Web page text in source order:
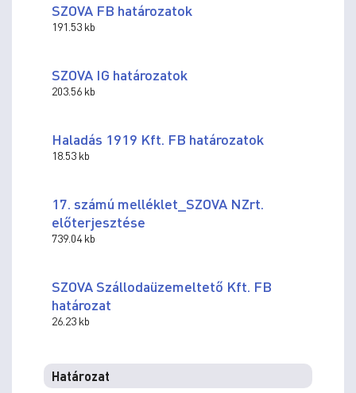
SZOVA FB határozatok
191.53 kb
SZOVA IG határozatok
203.56 kb
Haladás 1919 Kft. FB határozatok
18.53 kb
17. számú melléklet_SZOVA NZrt.
előterjesztése
739.04 kb
SZOVA Szállodaüzemeltető Kft. FB
határozat
26.23 kb
Határozat